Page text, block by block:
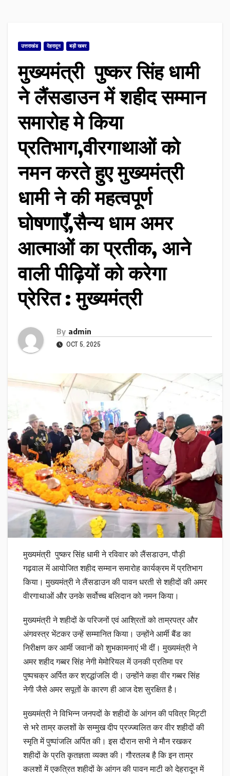
उत्तराखंड देहरादून बड़ी खबर
मुख्यमंत्री पुष्कर सिंह धामी
ने लैंसडाउन में शहीद सम्मान
समारोह मे किया
प्रतिभाग,वीरगाथाओं को
नमन करते हुए मुख्यमंत्री
धामी ने की महत्वपूर्ण
घोषणाएँ,सैन्य धाम अमर
आत्माओं का प्रतीक, आने
वाली पीढ़ियों को करेगा
प्रेरित : मुख्यमंत्री
By admin
OCT 5, 2025
मुख्यमंत्री पुष्कर सिंह धामी ने रविवार को लैंसडाउन, पौड़ी
गढ़वाल में आयोजित शहीद सम्मान समारोह कार्यक्रम में प्रतिभाग
किया। मुख्यमंत्री ने लैंसडाउन की पावन धरती से शहीदों की अमर
वीरगाथाओं और उनके सर्वोच्च बलिदान को नमन किया।
मुख्यमंत्री ने शहीदों के परिजनों एवं आश्रितों को ताम्रपत्र और
अंगवस्त्र भेंटकर उन्हें सम्मानित किया। उन्होंने आर्मी बैंड का
निरीक्षण कर आर्मी जवानों को शुभकामनाएं भी दीं। मुख्यमंत्री ने
अमर शहीद गब्बर सिंह नेगी मेमोरियल में उनकी प्रतिमा पर
पुष्पचक्र अर्पित कर श्रद्धांजलि दी। उन्होंने कहा वीर गब्बर सिंह
नेगी जैसे अमर सपूतों के कारण ही आज देश सुरक्षित है।
मुख्यमंत्री ने विभिन्न जनपदों के शहीदों के आंगन की पवित्र मिट्टी
से भरे ताम्र कलशों के सम्मुख दीप प्रज्ज्वलित कर वीर शहीदों की
स्मृति में पुष्पांजलि अर्पित की। इस दौरान सभी ने मौन रखकर
शहीदों के प्रति कृतज्ञता व्यक्त की। गौरतलब है कि इन ताम्र
कलशों में एकत्रित शहीदों के आंगन की पावन माटी को देहरादून में